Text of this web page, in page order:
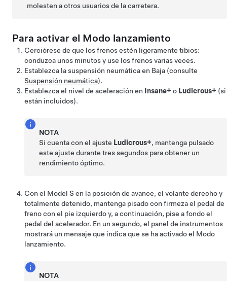
molesten a otros usuarios de la carretera.
Para activar el Modo lanzamiento
Cerciórese de que los frenos estén ligeramente tibios:
conduzca unos minutos y use los frenos varias veces.
Establezca la suspensión neumática en Baja (consulte
Suspensión neumática).
Establezca el nivel de aceleración en
Insane+o Ludicrous+ (si
están incluidos).
NOTA
Si cuenta con el ajuste Ludicrous+, mantenga pulsado
este ajuste durante tres segundos para obtener un
rendimiento óptimo.
Con el Model S en la posición de avance, el volante derecho y
totalmente detenido, mantenga pisado con firmeza el pedal de
freno con el pie izquierdo y, a continuación, pise a fondo el
pedal del acelerador. En un segundo, el panel de instrumentos
mostrará un mensaje que indica que se ha activado el Modo
lanzamiento.
NOTA